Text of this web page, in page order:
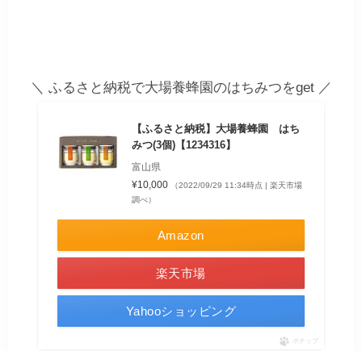
＼ ふるさと納税で大場養蜂園のはちみつをget ／
【ふるさと納税】大場養蜂園 はち
みつ(3個)【1234316】
富山県
¥10,000
（2022/09/29 11:34時点 | 楽天市場
調べ）
Amazon
楽天市場
Yahooショッピング
ポチップ